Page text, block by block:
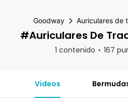
Goodway Auriculares de
#Auriculares De
1 contenido 167
Videos